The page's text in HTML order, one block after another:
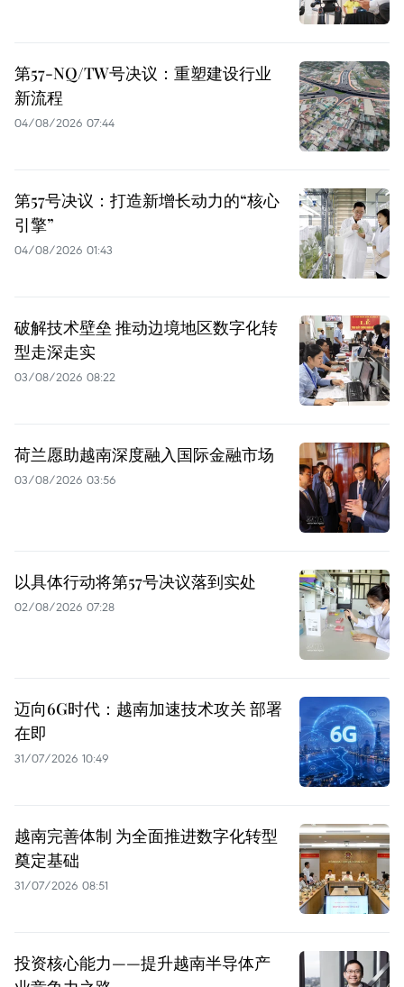
第57-NQ/TW号决议：重塑建设行业
新流程
04/08/2026 07:44
第57号决议：打造新增长动力的“核心
引擎”
04/08/2026 01:43
破解技术壁垒 推动边境地区数字化转
型走深走实
03/08/2026 08:22
荷兰愿助越南深度融入国际金融市场
03/08/2026 03:56
以具体行动将第57号决议落到实处
02/08/2026 07:28
迈向6G时代：越南加速技术攻关 部署
在即
31/07/2026 10:49
越南完善体制 为全面推进数字化转型
奠定基础
31/07/2026 08:51
投资核心能力——提升越南半导体产